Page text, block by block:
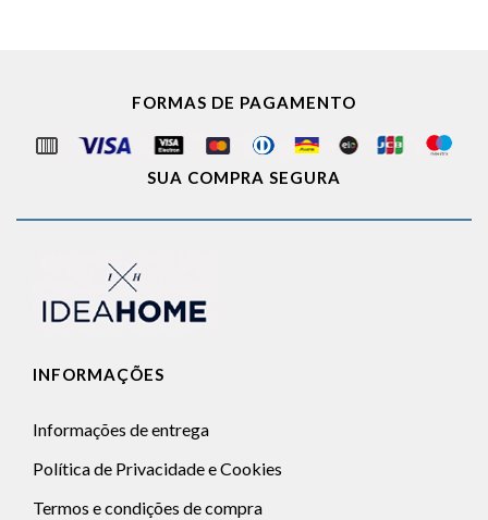
FORMAS DE PAGAMENTO
SUA COMPRA SEGURA
INFORMAÇÕES
Informações de entrega
Política de Privacidade e Cookies
Termos e condições de compra